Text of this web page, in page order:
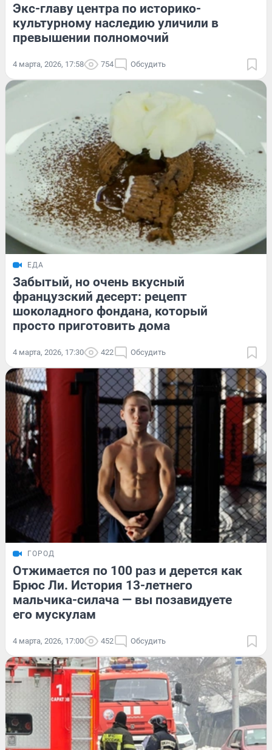
Экс-главу центра по историко-
культурному наследию уличили в
превышении полномочий
4 марта, 2026, 17:58 754 Обсудить
ЕДА
Забытый, но очень вкусный
французский десерт: рецепт
шоколадного фондана, который
просто приготовить дома
4 марта, 2026, 17:30 422 Обсудить
ГОРОД
Отжимается по 100 раз и дерется как
Брюс Ли. История 13-летнего
мальчика-силача — вы позавидуете
его мускулам
4 марта, 2026, 17:00 452 Обсудить